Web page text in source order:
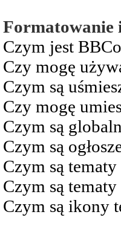
Formatowanie
Czym jest
Czy mogę
Czym są
Czy mogę
Czym są
Czym są
Czym są
Czym są
Czym są ikony